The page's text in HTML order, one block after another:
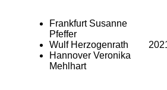
Frankfurt Susanne
Pfeffer
Wulf Herzogenrath
Hannover Veronika
Mehlhart